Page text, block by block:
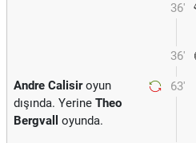
36'
36'
63'
Andre Calisiroyun
dışında. Yerine Theo
Bergvall
oyunda.